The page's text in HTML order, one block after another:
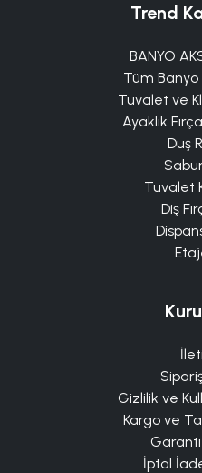
Trend
BANYO
Tüm Banyo
Tuvalet ve
Ayaklık
Duş
Tuvalet
Diş
Gizlilik ve
Kargo ve
İptal